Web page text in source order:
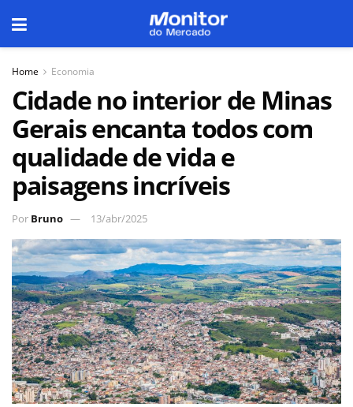
Home Economia
Cidade no interior de Minas
Gerais encanta todos com
qualidade de vida e
paisagens incríveis
Por Bruno 13/abr/2025